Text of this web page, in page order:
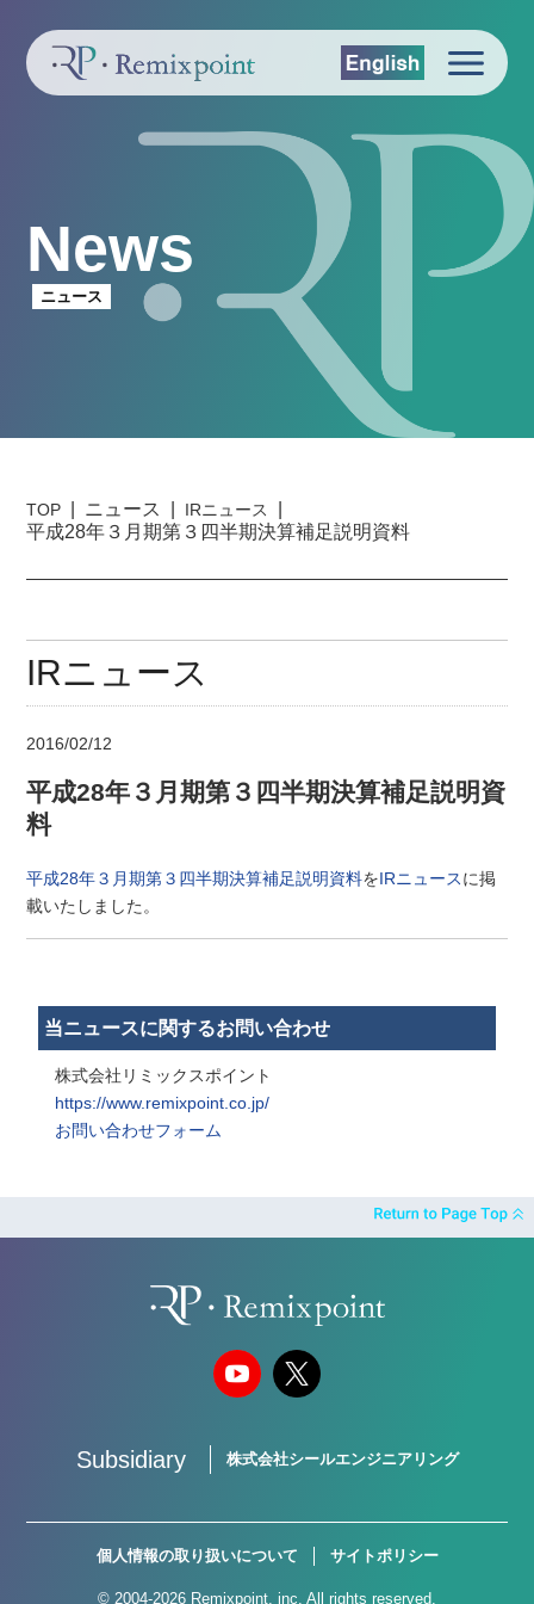
News
ニュース
TOP ニュース IRニュース
平成28年３月期第３四半期決算補足説明資料
IRニュース
2016/02/12
平成28年３月期第３四半期決算補足説明資
料
平成28年３月期第３四半期決算補足説明資料をIRニュースに掲
載いたしました。
当ニュースに関するお問い合わせ
株式会社リミックスポイント
https://www.remixpoint.co.jp/
お問い合わせフォーム
Subsidiary 株式会社シールエンジニアリング
個人情報の取り扱いについて サイトポリシー
© 2004-2026 Remixpoint, inc. All rights reserved.